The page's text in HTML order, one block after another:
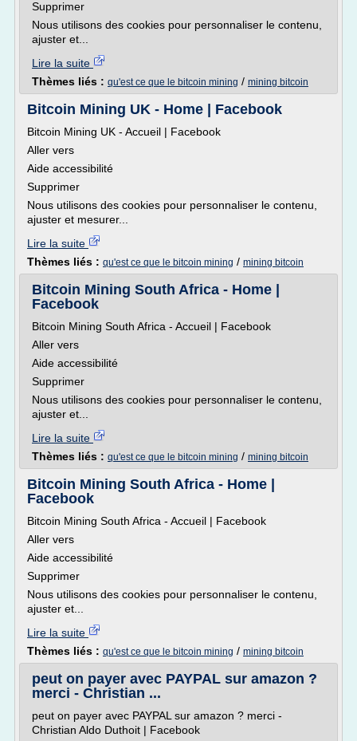
Supprimer
Nous utilisons des cookies pour personnaliser le contenu,
ajuster et...
Lire la suite
Thèmes liés : qu'est ce que le bitcoin mining / mining bitcoin
Bitcoin Mining UK - Home | Facebook
Bitcoin Mining UK - Accueil | Facebook
Aller vers
Aide accessibilité
Supprimer
Nous utilisons des cookies pour personnaliser le contenu,
ajuster et mesurer...
Lire la suite
Thèmes liés : qu'est ce que le bitcoin mining / mining bitcoin
Bitcoin Mining South Africa - Home |
Facebook
Bitcoin Mining South Africa - Accueil | Facebook
Aller vers
Aide accessibilité
Supprimer
Nous utilisons des cookies pour personnaliser le contenu,
ajuster et...
Lire la suite
Thèmes liés : qu'est ce que le bitcoin mining / mining bitcoin
Bitcoin Mining South Africa - Home |
Facebook
Bitcoin Mining South Africa - Accueil | Facebook
Aller vers
Aide accessibilité
Supprimer
Nous utilisons des cookies pour personnaliser le contenu,
ajuster et...
Lire la suite
Thèmes liés : qu'est ce que le bitcoin mining / mining bitcoin
peut on payer avec PAYPAL sur amazon ?
merci - Christian ...
peut on payer avec PAYPAL sur amazon ? merci -
Christian Aldo Duthoit | Facebook